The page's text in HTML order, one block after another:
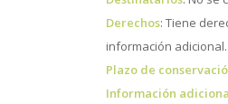
Derechos: Tiene
información
Plazo de
Información